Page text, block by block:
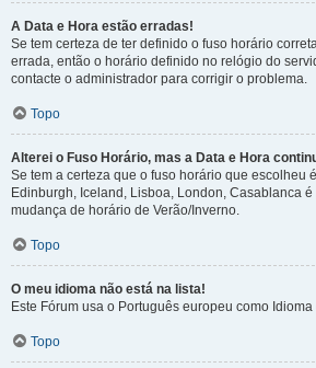
A Data e Hora estão erradas!
Se tem certeza de ter definido o fuso horário
errada, então o horário definido no relógio do
contacte o administrador para corrigir o problema.
Topo
Alterei o Fuso Horário, mas a Data e Hora
Se tem a certeza que o fuso horário que escolheu
Edinburgh, Iceland, Lisboa, London, Casablanca
mudança de horário de Verão/Inverno.
Topo
O meu idioma não está na lista!
Este Fórum usa o Português europeu como
Topo